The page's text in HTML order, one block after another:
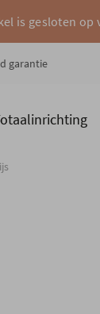
is gesloten op
garantie